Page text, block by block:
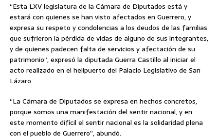
“Esta LXV legislatura de la Cámara de Diputados está y
estará con quienes se han visto afectados en Guerrero, y
expresa su respeto y condolencias a los deudos de las familias
que sufrieron la pérdida de vidas de alguno de sus integrantes,
y de quienes padecen falta de servicios y afectación de su
patrimonio”, expresó la diputada Guerra Castillo al iniciar el
acto realizado en el helipuerto del Palacio Legislativo de San
Lázaro.
“La Cámara de Diputados se expresa en hechos concretos,
porque somos una manifestación del sentir nacional, y en
este momento difícil el sentir nacional es la solidaridad plena
con el pueblo de Guerrero”, abundó.